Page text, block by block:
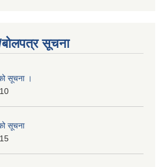
बोलपत्र सूचना
सूचना ।
सूचना